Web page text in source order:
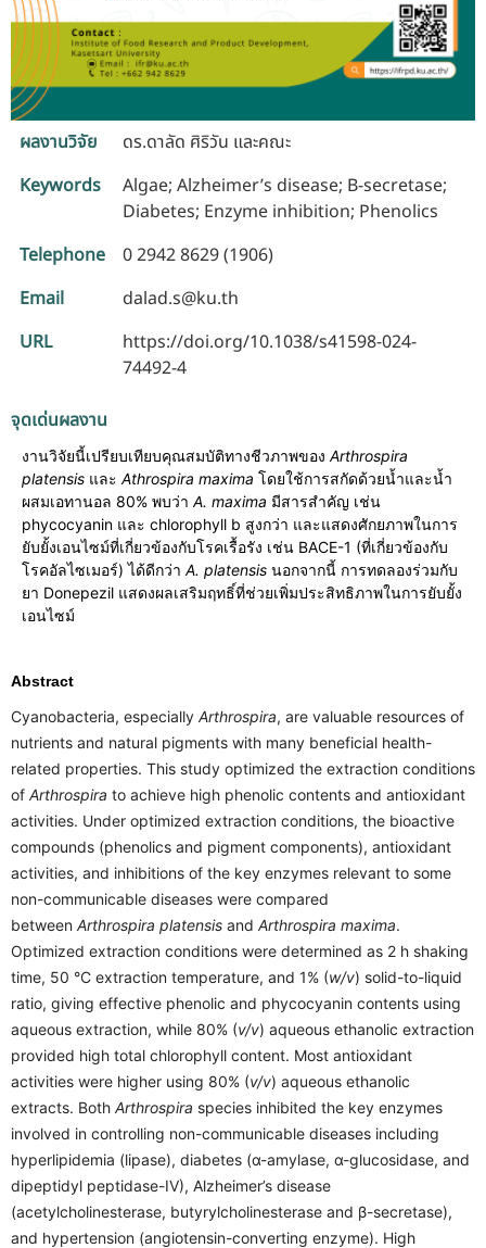
ผลงานวิจัย
ดร.ดาลัด ศิริวัน และคณะ
Keywords
Algae; Alzheimer’s disease; Β-secretase;
Diabetes; Enzyme inhibition; Phenolics
Telephone
0 2942 8629 (1906)
Email
dalad.s@ku.th
URL
https://doi.org/10.1038/s41598-024-
74492-4
จุดเด่นผลงาน
งานวิจัยนี้เปรียบเทียบคุณสมบัติทางชีวภาพของ Arthrospira
platensis และ Athrospira maxima โดยใช้การสกัดด้วยน้ำและน้ำ
ผสมเอทานอล 80% พบว่า A. maxima มีสารสำคัญ เช่น
phycocyanin และ chlorophyll b สูงกว่า และแสดงศักยภาพในการ
ยับยั้งเอนไซม์ที่เกี่ยวข้องกับโรคเรื้อรัง เช่น BACE-1 (ที่เกี่ยวข้องกับ
โรคอัลไซเมอร์) ได้ดีกว่า A. platensis นอกจากนี้ การทดลองร่วมกับ
ยา Donepezil แสดงผลเสริมฤทธิ์ที่ช่วยเพิ่มประสิทธิภาพในการยับยั้ง
เอนไซม์
Abstract
Cyanobacteria, especially Arthrospira, are valuable resources of
nutrients and natural pigments with many beneficial health-
related properties. This study optimized the extraction conditions
of Arthrospira to achieve high phenolic contents and antioxidant
activities. Under optimized extraction conditions, the bioactive
compounds (phenolics and pigment components), antioxidant
activities, and inhibitions of the key enzymes relevant to some
non-communicable diseases were compared
between Arthrospira platensis and Arthrospira maxima.
Optimized extraction conditions were determined as 2 h shaking
time, 50 °C extraction temperature, and 1% (w/v) solid-to-liquid
ratio, giving effective phenolic and phycocyanin contents using
aqueous extraction, while 80% (v/v) aqueous ethanolic extraction
provided high total chlorophyll content. Most antioxidant
activities were higher using 80% (v/v) aqueous ethanolic
extracts. Both Arthrospira species inhibited the key enzymes
involved in controlling non-communicable diseases including
hyperlipidemia (lipase), diabetes (α-amylase, α-glucosidase, and
dipeptidyl peptidase-IV), Alzheimer’s disease
(acetylcholinesterase, butyrylcholinesterase and β-secretase),
and hypertension (angiotensin-converting enzyme). High